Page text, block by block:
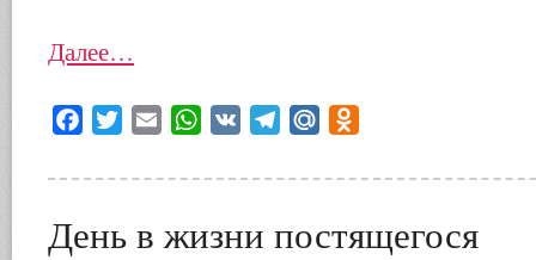
Далее…
Facebook
Twitter Email WhatsApp
VK TelegramMail.Ru
День в жизни постящегося